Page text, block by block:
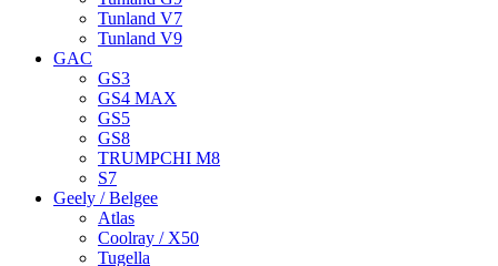
Tunland V7
Tunland V9
GAC
GS3
GS4 MAX
GS5
GS8
TRUMPCHI M8
S7
Geely / Belgee
Atlas
Coolray / X50
Tugella